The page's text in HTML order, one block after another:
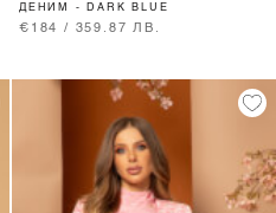
ДЕНИМ - DARK BLUE
€184 / 359.87 ЛВ.